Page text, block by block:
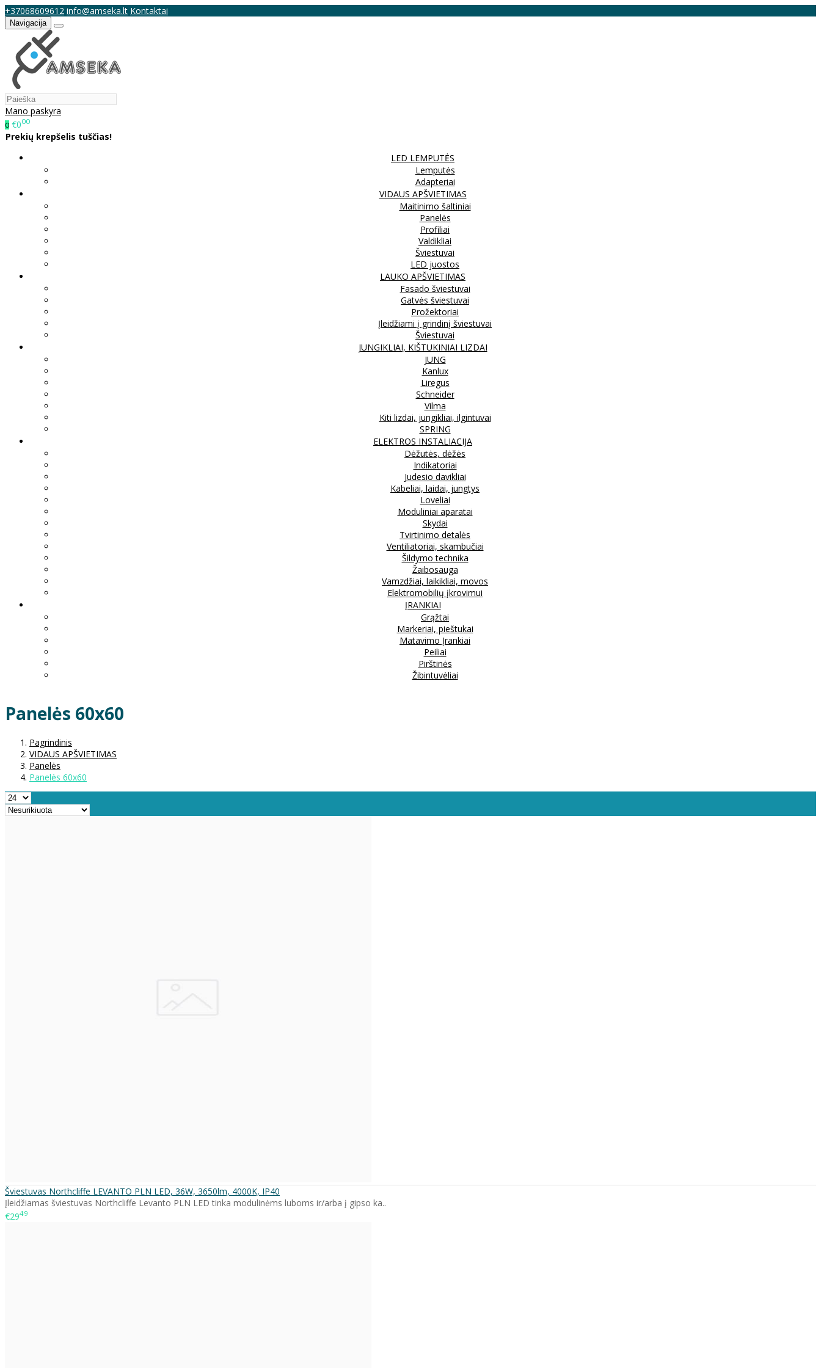
+37068609612 info@amseka.lt Kontaktai
Navigacija
Mano paskyra
0 €000
Prekių krepšelis tuščias!
LED LEMPUTĖS
Lemputės
Adapteriai
VIDAUS APŠVIETIMAS
Maitinimo šaltiniai
Panelės
Profiliai
Valdikliai
Šviestuvai
LED juostos
LAUKO APŠVIETIMAS
Fasado šviestuvai
Gatvės šviestuvai
Prožektoriai
Įleidžiami į grindinį šviestuvai
Šviestuvai
JUNGIKLIAI, KIŠTUKINIAI LIZDAI
JUNG
Kanlux
Liregus
Schneider
Vilma
Kiti lizdai, jungikliai, ilgintuvai
SPRING
ELEKTROS INSTALIACIJA
Dėžutės, dėžės
Indikatoriai
Judesio davikliai
Kabeliai, laidai, jungtys
Loveliai
Moduliniai aparatai
Skydai
Tvirtinimo detalės
Ventiliatoriai, skambučiai
Šildymo technika
Žaibosauga
Vamzdžiai, laikikliai, movos
Elektromobilių įkrovimui
ĮRANKIAI
Grąžtai
Markeriai, pieštukai
Matavimo Įrankiai
Peiliai
Pirštinės
Žibintuvėliai
Panelės 60x60
Pagrindinis
VIDAUS APŠVIETIMAS
Panelės
Panelės 60x60
Šviestuvas Northcliffe LEVANTO PLN LED, 36W, 3650lm, 4000K, IP40
Įleidžiamas šviestuvas Northcliffe Levanto PLN LED tinka modulinėms luboms ir/arba į gipso ka..
€2949